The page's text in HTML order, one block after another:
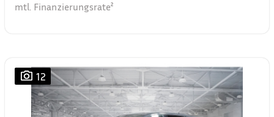
mtl. Finanzierungsrate²
12